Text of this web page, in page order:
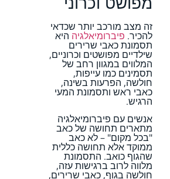
זה מצב מורכב יותר שכדאי
להכיר. פיברומיאלגיה היא
תסמונת כאבי שרירים
שילדיים מפושטים וכרוניים,
המלווים במגוון רחב של
תסמינים כמו עייפות,
חולשה, הפרעות בשינה,
כאבי ראש ותסמונת המעי
הרגיש.
אנשים עם פיברומיאלגיה
מתארים תחושה של כאב
"בכל מקום" – לא כאב
ממוקד אלא תחושה כללית
שהגוף כואב. התסמונת
מלווה לרוב ברגישות עזה,
חולשה בגוף, כאבי שרירים,